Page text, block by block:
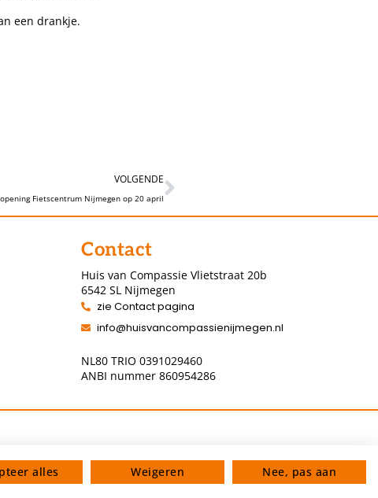
een drankje.
VOLGENDE
Fietscentrum Nijmegen op 20 april
Contact
Huis van Compassie Vlietstraat 20b
6542 SL Nijmegen
zie Contact pagina
info@huisvancompassienijmegen.nl
NL80 TRIO 0391029460
ANBI nummer 860954286
alles Weigeren Nee, pas aan